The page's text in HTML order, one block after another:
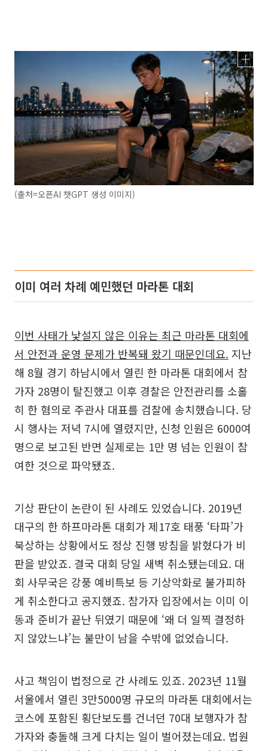
(출처=오픈AI 챗GPT 생성 이미지)
이미 여러 차례 예민했던 마라톤 대회
이번 사태가 낯설지 않은 이유는 최근 마라톤 대회에
서 안전과 운영 문제가 반복돼 왔기 때문인데요. 지난
해 8월 경기 하남시에서 열린 한 마라톤 대회에서 참
가자 28명이 탈진했고 이후 경찰은 안전관리를 소홀
히 한 혐의로 주관사 대표를 검찰에 송치했습니다. 당
시 행사는 저녁 7시에 열렸지만, 신청 인원은 6000여
명으로 보고된 반면 실제로는 1만 명 넘는 인원이 참
여한 것으로 파악됐죠.
기상 판단이 논란이 된 사례도 있었습니다. 2019년
대구의 한 하프마라톤 대회가 제17호 태풍 ‘타파’가
북상하는 상황에서도 정상 진행 방침을 밝혔다가 비
판을 받았죠. 결국 대회 당일 새벽 취소됐는데요. 대
회 사무국은 강풍 예비특보 등 기상악화로 불가피하
게 취소한다고 공지했죠. 참가자 입장에서는 이미 이
동과 준비가 끝난 뒤였기 때문에 ‘왜 더 일찍 결정하
지 않았느냐’는 불만이 남을 수밖에 없었습니다.
사고 책임이 법정으로 간 사례도 있죠. 2023년 11월
서울에서 열린 3만5000명 규모의 마라톤 대회에서는
코스에 포함된 횡단보도를 건너던 70대 보행자가 참
가자와 충돌해 크게 다치는 일이 벌어졌는데요. 법원